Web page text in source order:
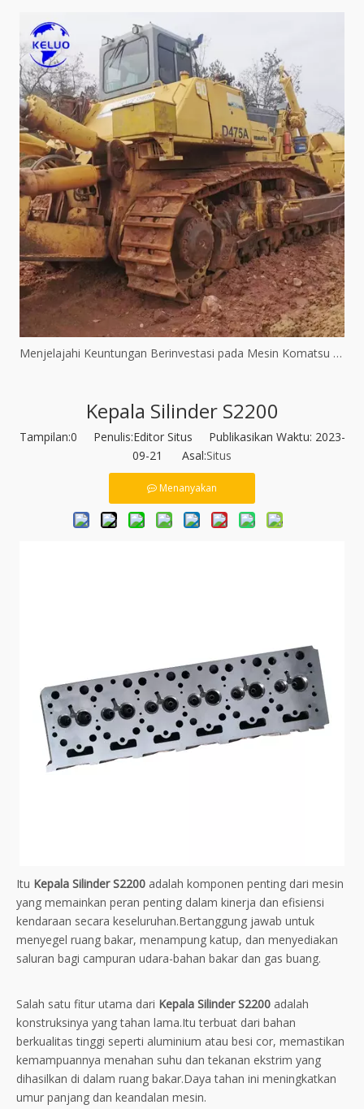
Menjelajahi Keuntungan Berinvestasi pada Mesin Komatsu Bekas
Kepala Silinder S2200
Tampilan:0 Penulis:Editor Situs Publikasikan Waktu: 2023-
09-21 Asal:Situs
Menanyakan
Itu Kepala Silinder S2200 adalah komponen penting dari mesin
yang memainkan peran penting dalam kinerja dan efisiensi
kendaraan secara keseluruhan.Bertanggung jawab untuk
menyegel ruang bakar, menampung katup, dan menyediakan
saluran bagi campuran udara-bahan bakar dan gas buang.
Salah satu fitur utama dari Kepala Silinder S2200 adalah
konstruksinya yang tahan lama.Itu terbuat dari bahan
berkualitas tinggi seperti aluminium atau besi cor, memastikan
kemampuannya menahan suhu dan tekanan ekstrim yang
dihasilkan di dalam ruang bakar.Daya tahan ini meningkatkan
umur panjang dan keandalan mesin.